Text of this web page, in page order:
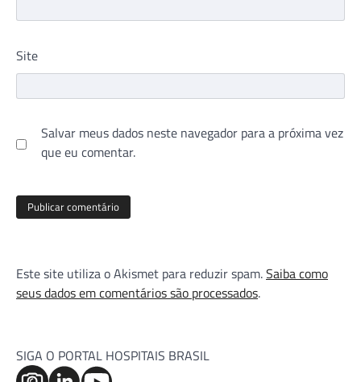
Site
Salvar meus dados neste navegador para a próxima vez
que eu comentar.
Este site utiliza o Akismet para reduzir spam.Saiba como
seus dados em comentários são processados.
SIGA O PORTAL HOSPITAIS BRASIL